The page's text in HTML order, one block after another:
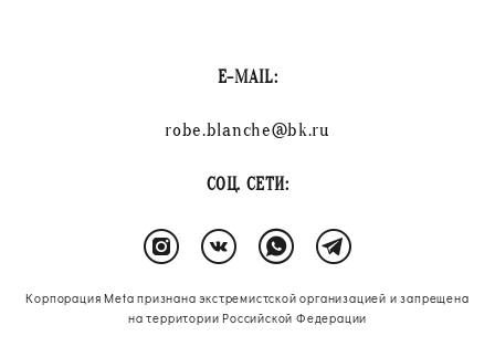
E-MAIL:
robe.blanche@bk.ru
СОЦ. СЕТИ:
Корпорация Meta признана экстремистской организацией и запрещена
на территории Российской Федерации